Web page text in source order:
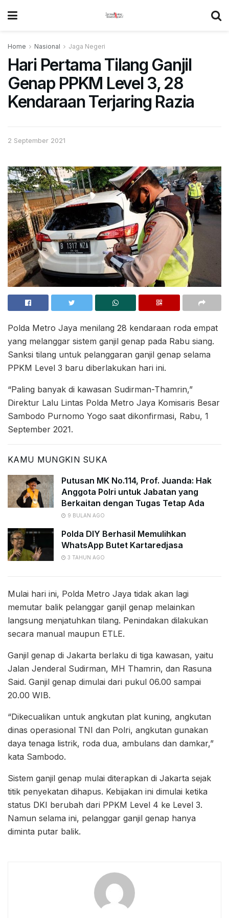
Home Nasional Jaga Negeri
Hari Pertama Tilang Ganjil
Genap PPKM Level 3, 28
Kendaraan Terjaring Razia
2 September 2021
Polda Metro Jaya menilang 28 kendaraan roda empat
yang melanggar sistem ganjil genap pada Rabu siang.
Sanksi tilang untuk pelanggaran ganjil genap selama
PPKM Level 3 baru diberlakukan hari ini.
“Paling banyak di kawasan Sudirman-Thamrin,”
Direktur Lalu Lintas Polda Metro Jaya Komisaris Besar
Sambodo Purnomo Yogo saat dikonfirmasi, Rabu, 1
September 2021.
KAMU MUNGKIN SUKA
Putusan MK No.114, Prof. Juanda: Hak
Anggota Polri untuk Jabatan yang
Berkaitan dengan Tugas Tetap Ada
9 BULAN AGO
Polda DIY Berhasil Memulihkan
WhatsApp Butet Kartaredjasa
3 TAHUN AGO
Mulai hari ini, Polda Metro Jaya tidak akan lagi
memutar balik pelanggar ganjil genap melainkan
langsung menjatuhkan tilang. Penindakan dilakukan
secara manual maupun ETLE.
Ganjil genap di Jakarta berlaku di tiga kawasan, yaitu
Jalan Jenderal Sudirman, MH Thamrin, dan Rasuna
Said. Ganjil genap dimulai dari pukul 06.00 sampai
20.00 WIB.
“Dikecualikan untuk angkutan plat kuning, angkutan
dinas operasional TNI dan Polri, angkutan gunakan
daya tenaga listrik, roda dua, ambulans dan damkar,”
kata Sambodo.
Sistem ganjil genap mulai diterapkan di Jakarta sejak
titik penyekatan dihapus. Kebijakan ini dimulai ketika
status DKI berubah dari PPKM Level 4 ke Level 3.
Namun selama ini, pelanggar ganjil genap hanya
diminta putar balik.